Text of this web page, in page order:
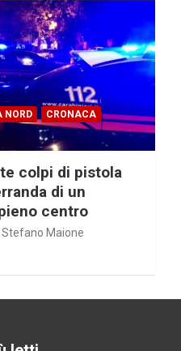
NORD
CRONACA
colpi di pistola
di un
centro
Stefano Maione